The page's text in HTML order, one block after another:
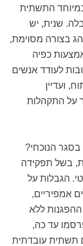
התשתית
שנית, יש
בצורה מסוימת,
כפיה
לעודד אנשים
ועדיין
על התקהלות
בסגר הנוכחי?
בשל תפקידה
הגבלות על
אמפיריים,
ללא
עד כה,
תשתית עובדתית